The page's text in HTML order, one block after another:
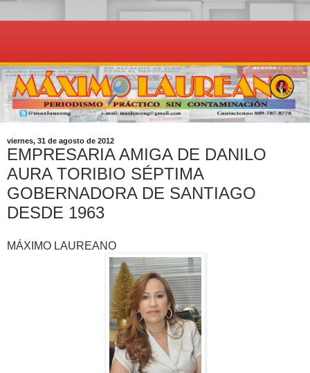
viernes, 31 de agosto de 2012
EMPRESARIA AMIGA DE DANILO
AURA TORIBIO SÉPTIMA
GOBERNADORA DE SANTIAGO
DESDE 1963
MÁXIMO LAUREANO